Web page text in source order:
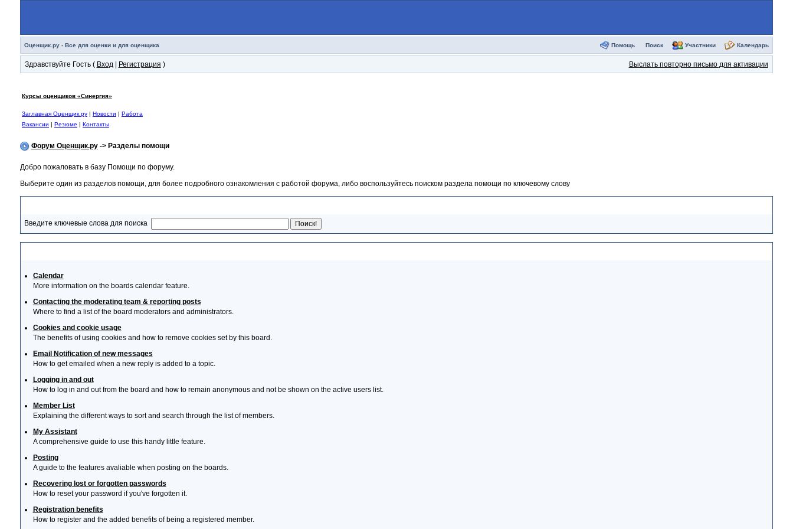
Оценщик.ру - Все для оценки и для оценщика Помощь Поиск Участники Календарь
Здравствуйте Гость ( Вход| Регистрация ) Выслать повторно письмо для активации
Курсы оценщиков «Синергия»
Заглавная Оценщик.ру| Новости | Работа
Вакансии | Резюме | Контакты
Форум Оценщик.ру-> Разделы помощи
Добро пожаловать в базу Помощи по форуму.
Выберите один из разделов помощи, для более подробного ознакомления с работой форума, либо воспользуйтесь поиском раздела помощи по ключевому слову
Введите ключевые слова для поиска
Calendar
More information on the boards calendar feature.
Contacting the moderating team & reporting posts
Where to find a list of the board moderators and administrators.
Cookies and cookie usage
The benefits of using cookies and how to remove cookies set by this board.
Email Notification of new messages
How to get emailed when a new reply is added to a topic.
Logging in and out
How to log in and out from the board and how to remain anonymous and not be shown on the active users list.
Member List
Explaining the different ways to sort and search through the list of members.
My Assistant
A comprehensive guide to use this handy little feature.
Posting
A guide to the features avaliable when posting on the boards.
Recovering lost or forgotten passwords
How to reset your password if you've forgotten it.
Registration benefits
How to register and the added benefits of being a registered member.